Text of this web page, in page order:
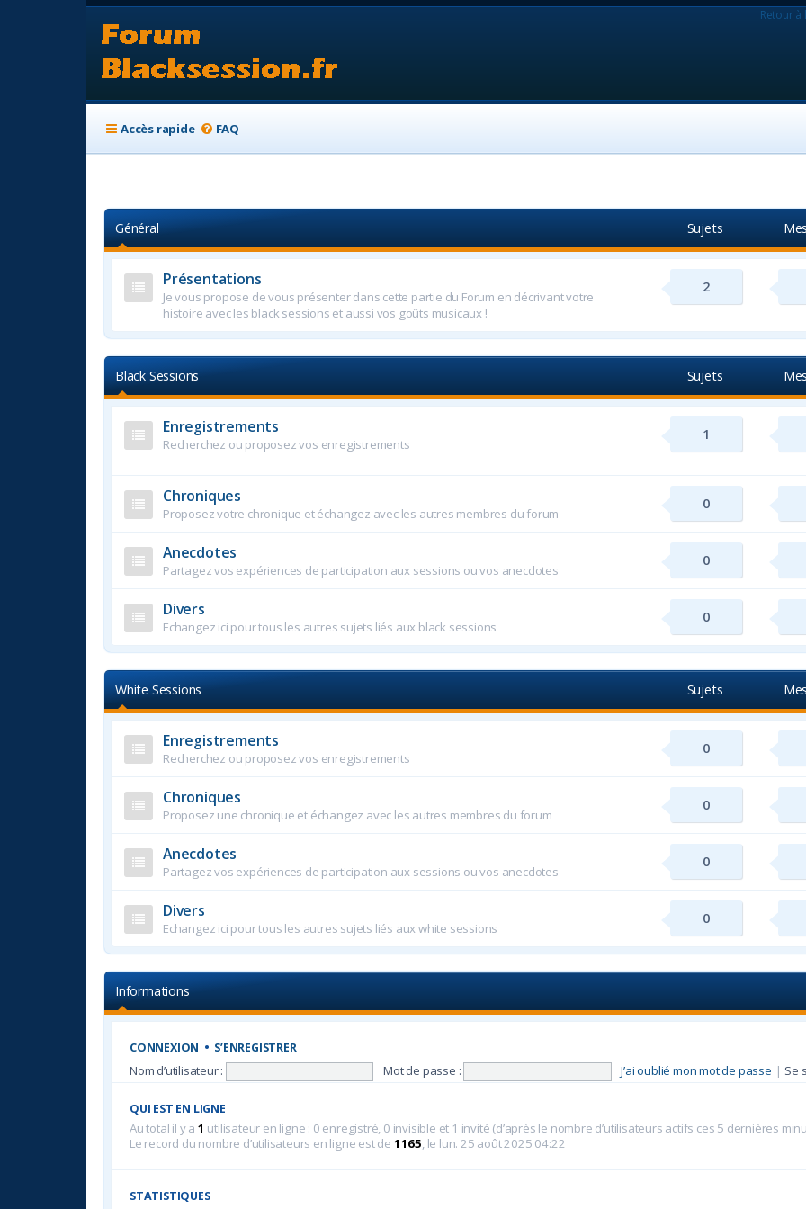
Retour à
Accès rapide FAQ
Général Sujets
Présentations
Je vous propose de vous présenter dans cette partie du Forum en décrivant votre
histoire avec les black sessions et aussi vos goûts musicaux !
2
Black Sessions Sujets
Enregistrements
Recherchez ou proposez vos enregistrements
1
Chroniques
Proposez votre chronique et échangez avec les autres membres du forum
0
Anecdotes
Partagez vos expériences de participation aux sessions ou vos anecdotes
0
Divers
Echangez ici pour tous les autres sujets liés aux black sessions
0
White Sessions Sujets
Enregistrements
Recherchez ou proposez vos enregistrements
0
Chroniques
Proposez une chronique et échangez avec les autres membres du forum
0
Anecdotes
Partagez vos expériences de participation aux sessions ou vos anecdotes
0
Divers
Echangez ici pour tous les autres sujets liés aux white sessions
0
Informations
CONNEXION • S’ENREGISTRER
Nom d’utilisateur : Mot de passe : J’ai oublié mon mot de passe | Se
QUI EST EN LIGNE
Au total il y a 1 utilisateur en ligne : 0 enregistré, 0 invisible et 1 invité (d’après le nombre d’utilisateurs actifs ces 5 dernières
Le record du nombre d’utilisateurs en ligne est de 1165, le lun. 25 août 2025 04:22
STATISTIQUES